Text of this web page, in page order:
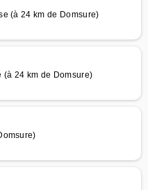
(à 24 km de Domsure)
(à 24 km de Domsure)